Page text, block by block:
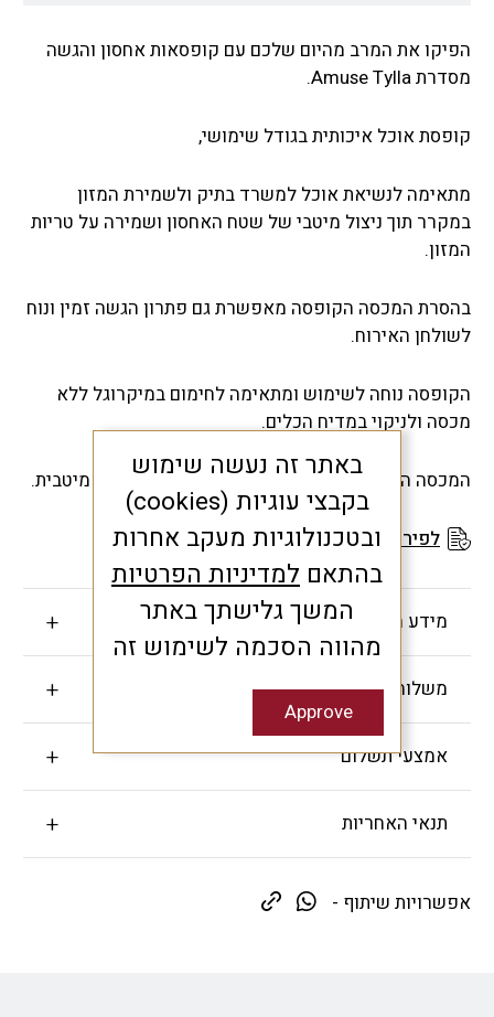
הפיקו את המרב מהיום שלכם עם קופסאות אחסון והגשה
מסדרת Amuse Tylla.
קופסת אוכל איכותית בגודל שימושי,
מתאימה לנשיאת אוכל למשרד בתיק ולשמירת המזון
במקרר תוך ניצול מיטבי של שטח האחסון ושמירה על טריות
המזון.
בהסרת המכסה הקופסה מאפשרת גם פתרון הגשה זמין ונוח
לשולחן האירוח.
הקופסה נוחה לשימוש ומתאימה לחימום במיקרוגל ללא
מכסה ולניקוי במדיח הכלים.
המכסה השקוף מאפשר לראות את התכולה לנוחות מיטבית.
לפירוט תנאי האחריות
מידע חשוב
משלוחים והחזרות
אמצעי תשלום
תנאי האחריות
אפשרויות שיתוף -
באתר זה נעשה שימוש
בקבצי עוגיות (cookies)
ובטכנולוגיות מעקב אחרות
בהתאם למדיניות הפרטיות
המשך גלישתך באתר
מהווה הסכמה לשימוש זה
Approve